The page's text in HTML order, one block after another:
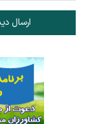
ارسال